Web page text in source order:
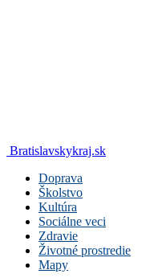
Bratislavskykraj.sk
Doprava
Školstvo
Kultúra
Sociálne veci
Zdravie
Životné prostredie
Mapy